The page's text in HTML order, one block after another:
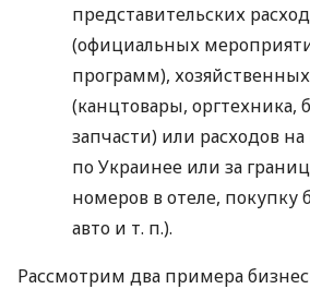
представительских
(официальных
программ),
(канцтовары, оргтехника,
запчасти) или расходов
по Украинее или за
номеров в отеле, покупку
авто и т. п.).
Рассмотрим два примера